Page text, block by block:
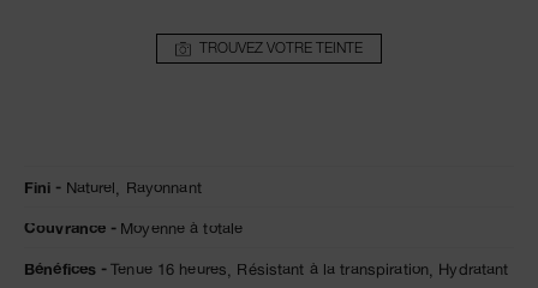
TROUVEZ VOTRE TEINTE
radiant-
foundation-
de
0607845066279
Fini Naturel, Rayonnant
Couvrance Moyenne à totale
Bénéfices Tenue 16 heures, Résistant à la transpiration, Hydratant